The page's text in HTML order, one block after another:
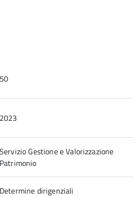
50
2023
Servizio Gestione e Valorizzazione
Patrimonio
Determine dirigenziali